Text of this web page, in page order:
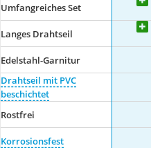
Umfangreiches Set
Langes Drahtseil
Edelstahl-Garnitur
Drahtseil mit PVC
beschichtet
Rostfrei
Korrosionsfest